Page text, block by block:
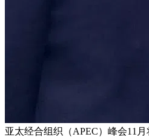
亚太经合组织（APEC）峰会11